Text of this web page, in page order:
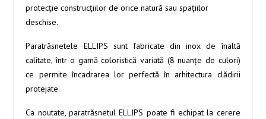
protecţie construcţiilor de orice natură sau spaţiilor
deschise.
Paratrăsnetele ELLIPS sunt fabricate din inox de înaltă
calitate, într-o gamă coloristică variată (8 nuanţe de culori)
ce permite încadrarea lor perfectă în arhitectura clădirii
protejate.
Ca noutate, paratrăsnetul ELLIPS poate fi echipat la cerere